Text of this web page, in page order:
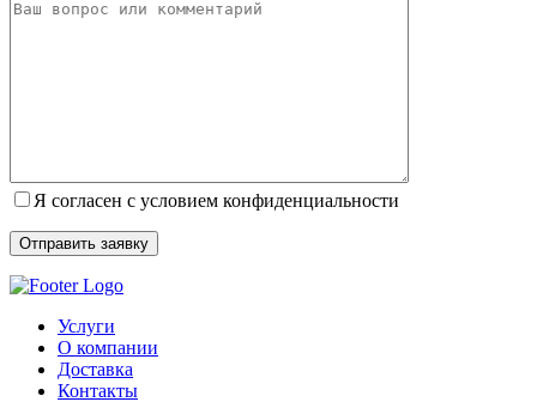
Я согласен с условием конфиденциальности
Услуги
О компании
Доставка
Контакты